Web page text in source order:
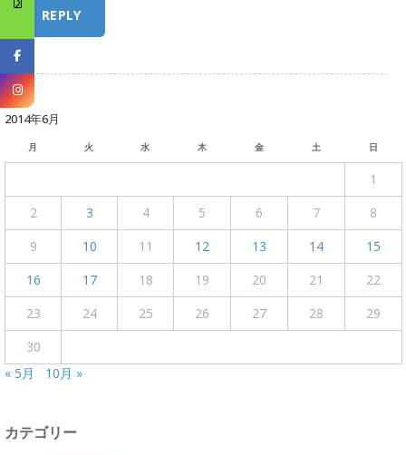
2014年6月
月 火 水 木 金 土 日
1
2
3 4 5 6 7
8
9
10 11 12 13 14
15
16
17 18 19 20 21
22
23
24 25 26 27 28
29
30
« 5月
10月 »
カテゴリー